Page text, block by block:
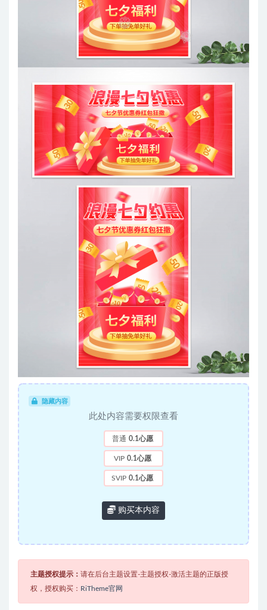
隐藏内容
此处内容需要权限查看
普通 0.1心愿
VIP 0.1心愿
SVIP 0.1心愿
购买本内容
主题授权提示： 请在后台主题设置-主题授权-激活主题的正版授
权，授权购买： RiTheme官网